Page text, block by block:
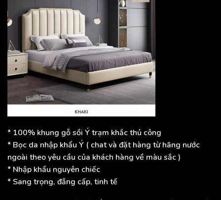
* 100% khung gỗ sồi Ý trạm khắc thủ công
* Bọc da nhập khẩu Ý ( chat và đặt hàng từ hãng nước
ngoài theo yêu cầu của khách hàng về màu sắc )
* Nhập khẩu nguyên chiếc
* Sang trọng, đẳng cấp, tinh tế